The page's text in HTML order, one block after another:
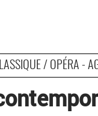
/ OPÉRA -